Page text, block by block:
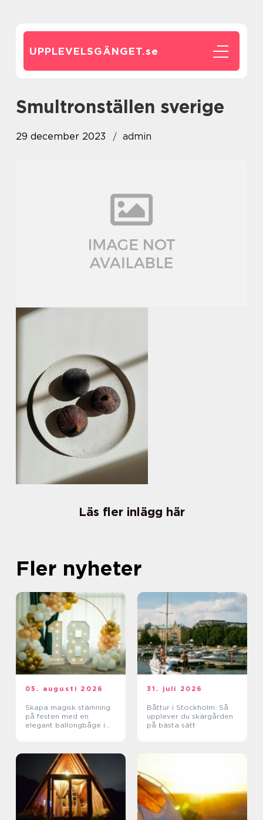
UPPLEVELSGÄNGET.se
smultronställen sverige
29 december 2023 admin
Läs fler inlägg här
Fler nyheter
05. augusti 2026
Skapa magisk stämning
på festen med en
elegant ballongbåge i
31. juli 2026
Båttur i Stockholm: Så
upplever du skärgården
på bästa sätt